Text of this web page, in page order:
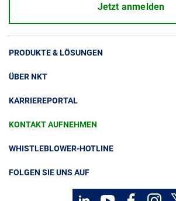
Jetzt anmelden
PRODUKTE & LÖSUNGEN
Hochspannung
Kabelgarnituren
Mittelspannungskabel
Niederspannungskabel
ÜBER NKT
News & Presse
Unsere Geschichte
Investoren
Nachhaltigkeit
KARRIEREPORTAL
KONTAKT AUFNEHMEN
WHISTLEBLOWER-HOTLINE
FOLGEN SIE UNS AUF